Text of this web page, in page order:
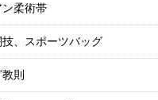
柔術帯
、スポーツバッグ
則